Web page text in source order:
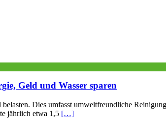
Geld und Wasser sparen
Dies umfasst umweltfreundliche
jährlich etwa 1,5 […]